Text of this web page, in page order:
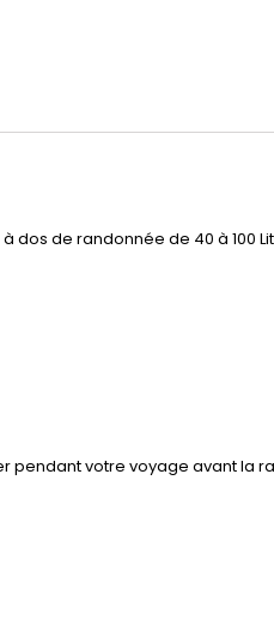
de randonnée de 40 à 100
pendant votre voyage avant la